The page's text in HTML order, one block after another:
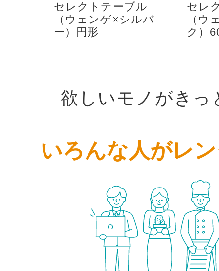
セレクトテーブル
（ウェンゲ×シルバ
ー）円形
セレ
（ウ
ク）
欲しいモノがきっ
いろんな人がレ